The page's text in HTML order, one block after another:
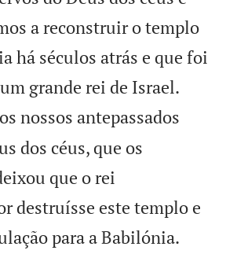
a reconstruir o templo
há séculos atrás e que foi
grande rei de Israel.
nossos antepassados
dos céus, que os
que o rei
destruísse este templo e
para a Babilónia.